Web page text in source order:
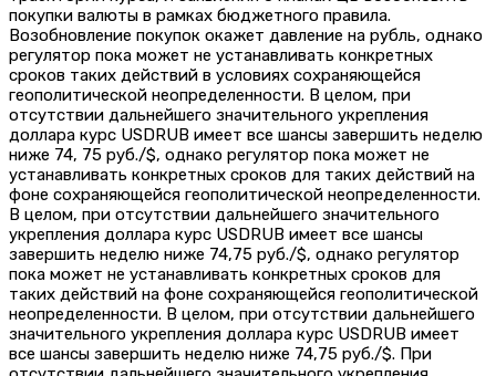
покупки валюты в рамках бюджетного правила.
Возобновление покупок окажет давление на рубль, однако
регулятор пока может не устанавливать конкретных
сроков таких действий в условиях сохраняющейся
геополитической неопределенности. В целом, при
отсутствии дальнейшего значительного укрепления
доллара курс USDRUB имеет все шансы завершить неделю
ниже 74, 75 руб./$, однако регулятор пока может не
устанавливать конкретных сроков для таких действий на
фоне сохраняющейся геополитической неопределенности.
В целом, при отсутствии дальнейшего значительного
укрепления доллара курс USDRUB имеет все шансы
завершить неделю ниже 74,75 руб./$, однако регулятор
пока может не устанавливать конкретных сроков для
таких действий на фоне сохраняющейся геополитической
неопределенности. В целом, при отсутствии дальнейшего
значительного укрепления доллара курс USDRUB имеет
все шансы завершить неделю ниже 74,75 руб./$. При